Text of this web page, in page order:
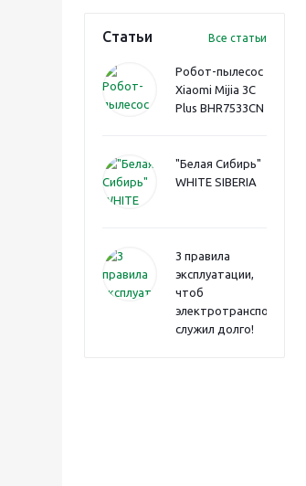
Статьи Все статьи
Робот-пылесос
Xiaomi Mijia 3C
Plus BHR7533CN
"Белая Сибирь"
WHITE SIBERIA
3 правила
эксплуатации,
чтоб
электротранспорт
служил долго!